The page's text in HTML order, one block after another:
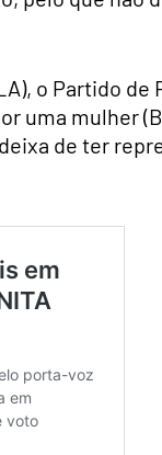
o Partido de
uma mulher
de ter